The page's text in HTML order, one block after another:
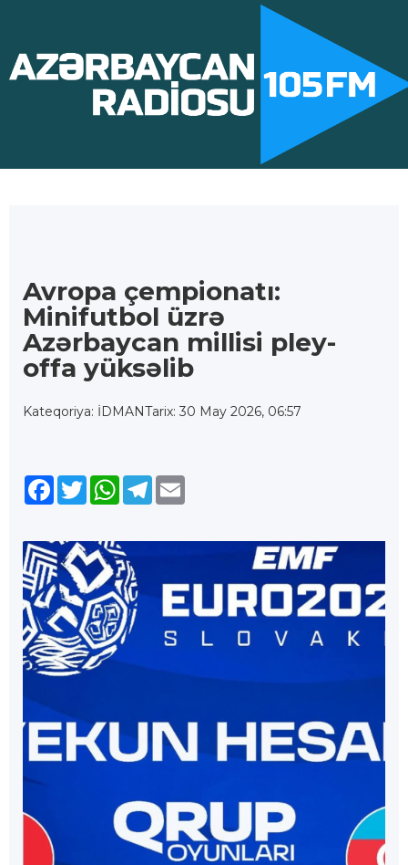
Avropa çempionatı:
Minifutbol üzrə
Azərbaycan millisi pley-
offa yüksəlib
Kateqoriya: İDMANTarix: 30 May 2026, 06:57
Facebook
TwitterWhatsApp
Telegram